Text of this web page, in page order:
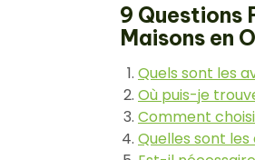
9 Questions
Maisons en
Quels sont les
Où puis-je
Comment
Quelles sont